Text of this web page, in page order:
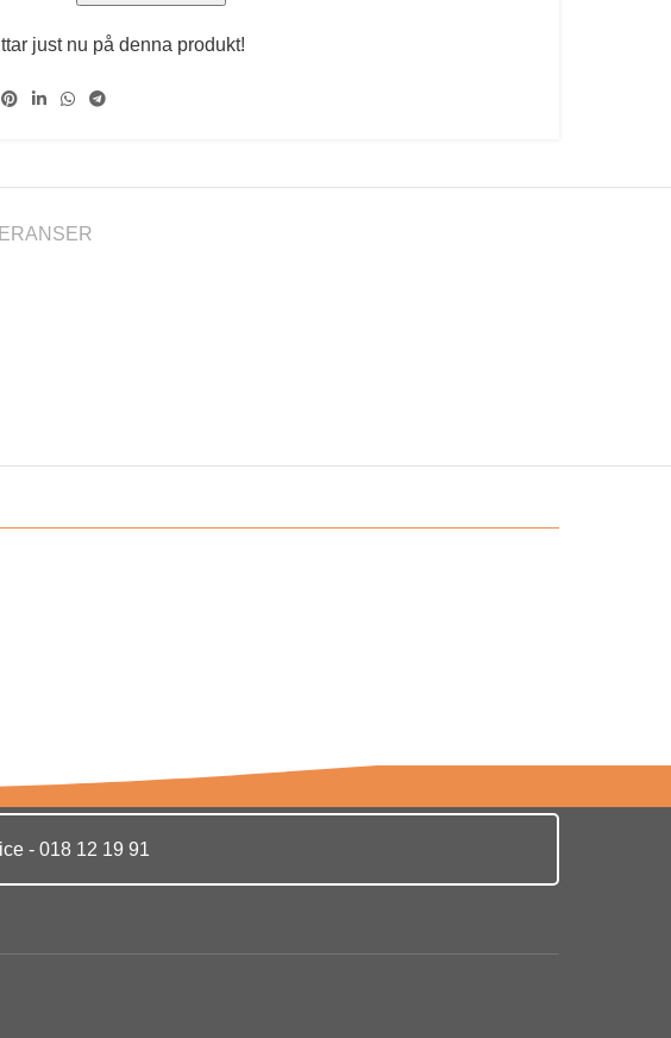
just nu på denna produkt!
- 018 12 19 91